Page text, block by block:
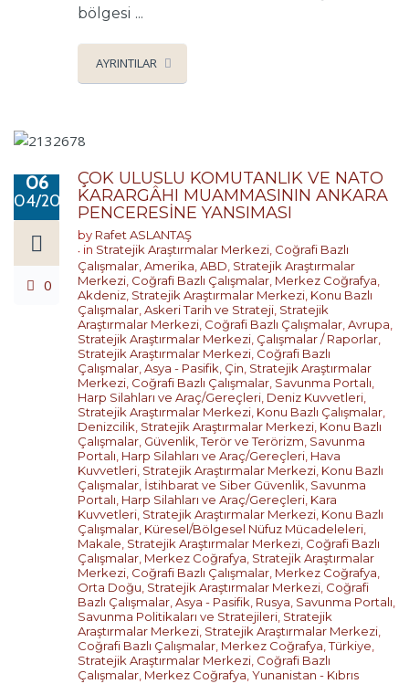
bölgesi ...
AYRINTILAR
06
04/2026
0
ÇOK ULUSLU KOMUTANLIK VE NATO
KARARGÂHI MUAMMASININ ANKARA
PENCERESİNE YANSIMASI
by Rafet ASLANTAŞ
in Stratejik Araştırmalar Merkezi, Coğrafi Bazlı
Çalışmalar,Amerika,ABD, Stratejik Araştırmalar
Merkezi, Coğrafi Bazlı Çalışmalar, Merkez Coğrafya,
Akdeniz, Stratejik Araştırmalar Merkezi, Konu Bazlı
Çalışmalar,Askeri Tarih ve Strateji, Stratejik
Araştırmalar Merkezi, Coğrafi Bazlı Çalışmalar,Avrupa,
Stratejik Araştırmalar Merkezi, Çalışmalar / Raporlar,
Stratejik Araştırmalar Merkezi, Coğrafi Bazlı
Çalışmalar,Asya - Pasifik, Çin, Stratejik Araştırmalar
Merkezi, Coğrafi Bazlı Çalışmalar, Savunma Portalı,
Harp Silahları ve Araç/Gereçleri, Deniz Kuvvetleri,
Stratejik Araştırmalar Merkezi, Konu Bazlı Çalışmalar,
Denizcilik, Stratejik Araştırmalar Merkezi, Konu Bazlı
Çalışmalar, Güvenlik, Terör ve Terörizm, Savunma
Portalı, Harp Silahları ve Araç/Gereçleri, Hava
Kuvvetleri, Stratejik Araştırmalar Merkezi, Konu Bazlı
Çalışmalar, İstihbarat ve Siber Güvenlik, Savunma
Portalı, Harp Silahları ve Araç/Gereçleri, Kara
Kuvvetleri, Stratejik Araştırmalar Merkezi, Konu Bazlı
Çalışmalar, Küresel/Bölgesel Nüfuz Mücadeleleri,
Makale, Stratejik Araştırmalar Merkezi, Coğrafi Bazlı
Çalışmalar, Merkez Coğrafya, Stratejik Araştırmalar
Merkezi, Coğrafi Bazlı Çalışmalar, Merkez Coğrafya,
Orta Doğu, Stratejik Araştırmalar Merkezi, Coğrafi
Bazlı Çalışmalar,Asya - Pasifik, Rusya, Savunma Portalı,
Savunma Politikaları ve Stratejileri, Stratejik
Araştırmalar Merkezi, Stratejik Araştırmalar Merkezi,
Coğrafi Bazlı Çalışmalar, Merkez Coğrafya,Türkiye,
Stratejik Araştırmalar Merkezi, Coğrafi Bazlı
Çalışmalar, Merkez Coğrafya,Yunanistan - Kıbrıs